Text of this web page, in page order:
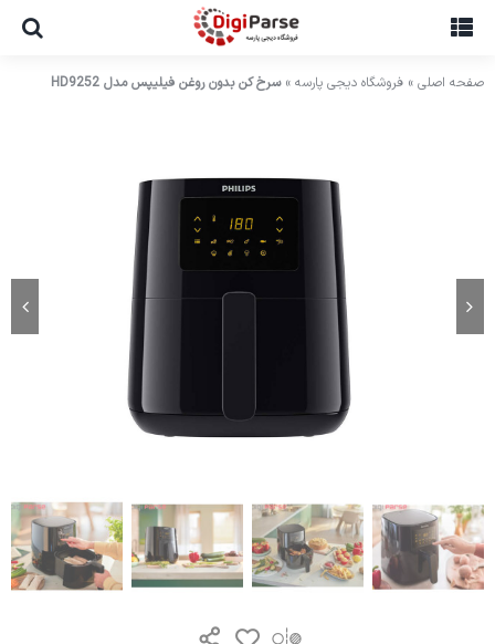
صفحه اصلی » فروشگاه دیجی پارسه »سرخ کن بدون روغن فیلیپس مدل HD9252